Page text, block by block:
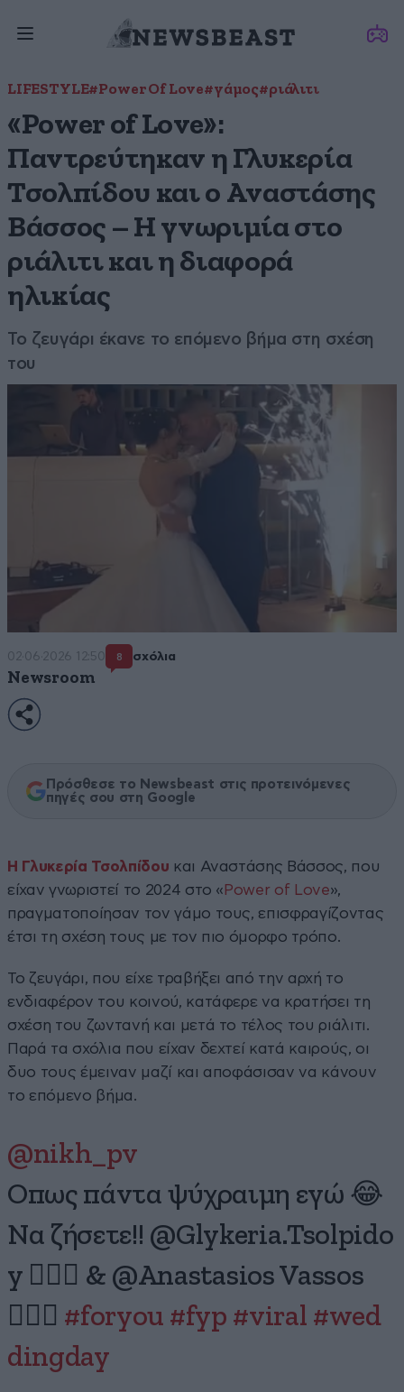
LIFESTYLE#Power Of Love#γάμος#ριάλιτι
«Power of Love»:
Παντρεύτηκαν η Γλυκερία
Τσολπίδου και ο Αναστάσης
Βάσσος – Η γνωριμία στο
ριάλιτι και η διαφορά
ηλικίας
Το ζευγάρι έκανε το επόμενο βήμα στη σχέση
του
02·06·2026 12:50 8 σχόλια
Newsroom
Πρόσθεσε το Newsbeast στις προτεινόμενες
πηγές σου στη Google
Η Γλυκερία Τσολπίδου και Αναστάσης Βάσσος, που
είχαν γνωριστεί το 2024 στο « Power of Love»,
πραγματοποίησαν τον γάμο τους, επισφραγίζοντας
έτσι τη σχέση τους με τον πιο όμορφο τρόπο.
Το ζευγάρι, που είχε τραβήξει από την αρχή το
ενδιαφέρον του κοινού, κατάφερε να κρατήσει τη
σχέση του ζωντανή και μετά το τέλος του ριάλιτι.
Παρά τα σχόλια που είχαν δεχτεί κατά καιρούς, οι
δυο τους έμειναν μαζί και αποφάσισαν να κάνουν
το επόμενο βήμα.
@nikh_pv
Οπως πάντα ψύχραιμη εγώ 😂
Να ζήσετε!! @Glykeria.Tsolpido
y 👰🏽‍♀️ & @Anastasios Vassos
🤵🏻‍♂️ #foryou #fyp #viral #wed
dingday